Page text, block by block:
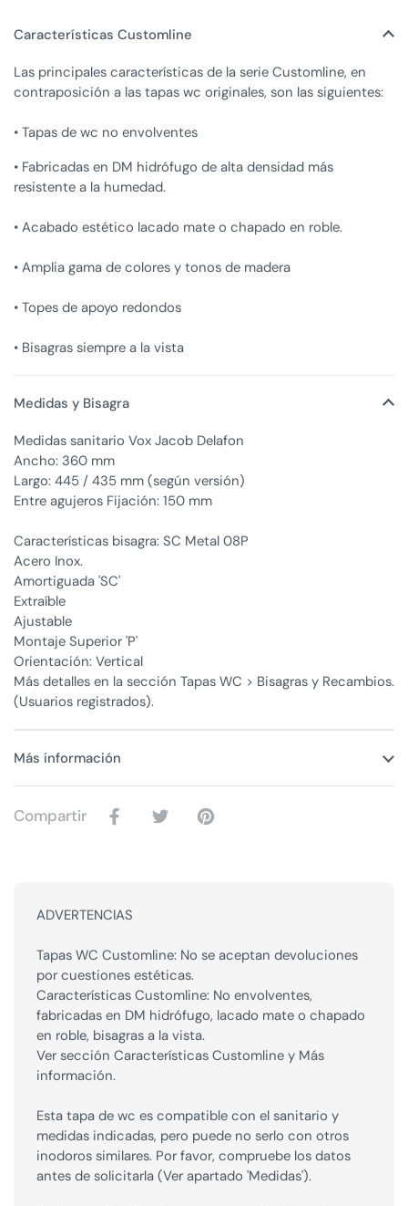
Características Customline
Las principales características de la serie Customline, en
contraposición a las tapas wc originales, son las siguientes:
• Tapas de wc no envolventes
• Fabricadas en DM hidrófugo de alta densidad más
resistente a la humedad.
• Acabado estético lacado mate o chapado en roble.
• Amplia gama de colores y tonos de madera
• Topes de apoyo redondos
• Bisagras siempre a la vista
Medidas y Bisagra
Medidas sanitario Vox Jacob Delafon
Ancho: 360 mm
Largo: 445 / 435 mm (según versión)
Entre agujeros Fijación: 150 mm
Características bisagra: SC Metal 08P
Acero Inox.
Amortiguada 'SC'
Extraíble
Ajustable
Montaje Superior 'P'
Orientación: Vertical
Más detalles en la sección Tapas WC > Bisagras y Recambios.
(Usuarios registrados).
Más información
Compartir
ADVERTENCIAS
Tapas WC Customline: No se aceptan devoluciones
por cuestiones estéticas.
Características Customline: No envolventes,
fabricadas en DM hidrófugo, lacado mate o chapado
en roble, bisagras a la vista.
Ver sección Características Customline y Más
información.
Esta tapa de wc es compatible con el sanitario y
medidas indicadas, pero puede no serlo con otros
inodoros similares. Por favor, compruebe los datos
antes de solicitarla (Ver apartado 'Medidas').